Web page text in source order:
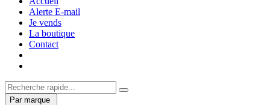
Alerte E-mail
Je vends
La boutique
Contact
Par marque